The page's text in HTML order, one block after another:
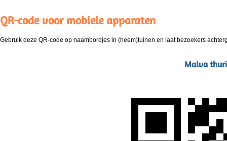
QR-code voor mobiele apparaten
Gebruik deze QR-code op naambordjes in (heem)tuinen en laat bezoekers
Malva